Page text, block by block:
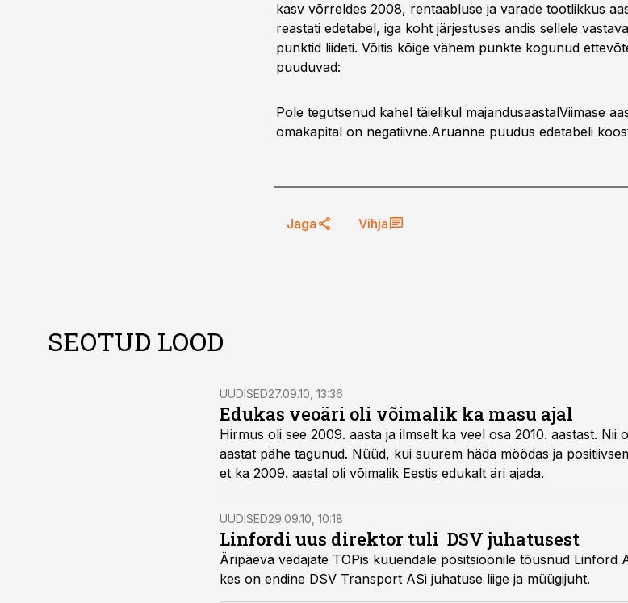
kasv võrreldes 2008, rentaabluse ja varade tootlikkus
reastati edetabel, iga koht järjestuses andis sellele
punktid liideti. Võitis kõige vähem punkte kogunud
puuduvad:
Pole tegutsenud kahel täielikul majandusaastalViimase
omakapital on negatiivne.Aruanne puudus edetabeli
Jaga Vihja
SEOTUD LOOD
UUDISED27.09.10, 13:36
Edukas veoäri oli võimalik ka masu ajal
Hirmus oli see 2009. aasta ja ilmselt ka veel osa 2010. aastast. Nii
aastat pähe tagunud. Nüüd, kui suurem häda möödas ja
et ka 2009. aastal oli võimalik Eestis edukalt äri ajada.
UUDISED29.09.10, 10:18
Linfordi uus direktor tuli DSV juhatusest
Äripäeva vedajate TOPis kuuendale positsioonile tõusnud Linford
kes on endine DSV Transport ASi juhatuse liige ja müügijuht.